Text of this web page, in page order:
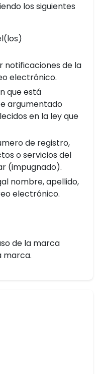
los siguientes
notificaciones de la
electrónico.
que está
argumentado
en la ley que
de registro,
o servicios del
(impugnado).
nombre, apellido,
electrónico.
de la marca
marca.